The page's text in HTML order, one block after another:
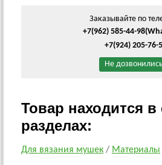
Заказывайте по
+7(962) 585-44-98
+7(924) 205-76-
Не
Товар находится
разделах:
Для вязания мушек / Материалы